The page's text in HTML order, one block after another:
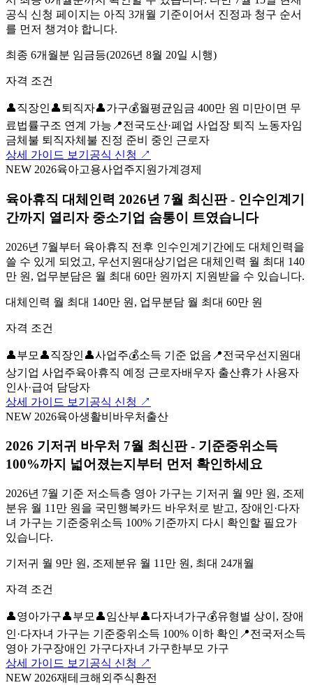
공식 신청 페이지는 아직 3개월 기준이어서 진정과 청구 순서
를 먼저 챙겨야 합니다.
최종 6개월분 임금등(2026년 8월 20일 시행)
자격 조건
👤직장인 👤퇴직자👤가구💰월평균임금 400만 원 미만이면 무
료법률구조 연계 가능 📍전국도산·폐업 사업장 퇴직 노동자임
금체불 퇴직자체불 진정 준비 중인 근로자
상세 가이드 보기 공식 신청 ↗
NEW 2026육아고용사업주지원 가계경제
육아휴직 대체인력 2026년 7월 최신판 - 인수인계기
간까지 열리자 중소기업 숨통이 트였습니다
2026년 7월부터 육아휴직 전후 인수인계기간에도 대체인력을
쓸 수 있게 되었고, 우선지원대상기업은 대체인력 월 최대 140
만 원, 업무분담은 월 최대 60만 원까지 지원받을 수 있습니다.
대체인력 월 최대 140만 원, 업무분담 월 최대 60만 원
자격 조건
👤부모 👤직장인 👤사업주💰소득 기준 없음 📍전국우선지원대
상기업 사업주육아휴직 예정 근로자배우자 출산휴가 사용자
인사·급여 담당자
상세 가이드 보기 공식 신청 ↗
NEW 2026육아생활비 바우처 출산
2026 기저귀 바우처 7월 최신판 - 기준중위소득
100%까지 넓어졌는지부터 먼저 확인하세요
2026년 7월 기준 저소득층 영아 가구는 기저귀 월 9만 원, 조제
분유 월 11만 원을 국민행복카드 바우처로 받고, 장애인·다자
녀 가구는 기준중위소득 100% 기준까지 다시 확인할 필요가
있습니다.
기저귀 월 9만 원, 조제분유 월 11만 원, 최대 24개월
자격 조건
👤영아가구👤부모 👤임산부👤다자녀가구💰유형별 상이, 장애
인·다자녀 가구는 기준중위소득 100% 이하 확인 📍전국저소득
영아 가구장애인 가구다자녀 가구한부모 가구
상세 가이드 보기 공식 신청 ↗
NEW 2026재테크해외주식환전